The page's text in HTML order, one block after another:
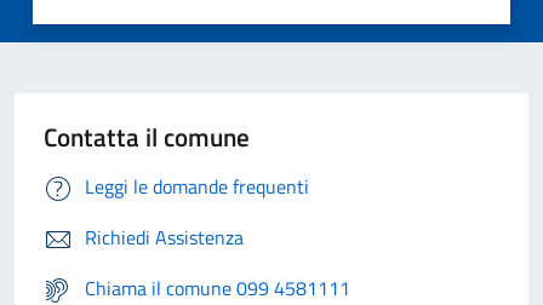
Contatta il comune
Leggi le domande frequenti
Richiedi Assistenza
Chiama il comune 099 4581111